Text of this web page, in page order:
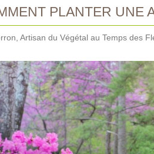
PLANTER UNE
Artisan du Végétal au Temps des